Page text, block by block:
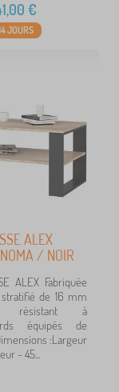
€
JOURS
ALEX
/ NOIR
ALEX Fabriquée
de 16 mm
résistant à
équipés de
:Largeur
- 45...